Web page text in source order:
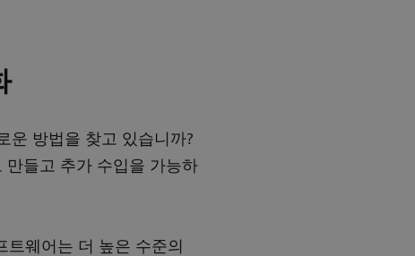
운 방법을 찾고 있습니까?
들고 추가 수입을 가능하
트웨어는 더 높은 수준의